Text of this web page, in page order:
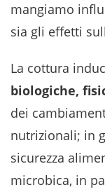
mangiamo
sia gli effetti
La cottura
biologiche,
dei
nutrizionali; in
sicurezza
microbica, in